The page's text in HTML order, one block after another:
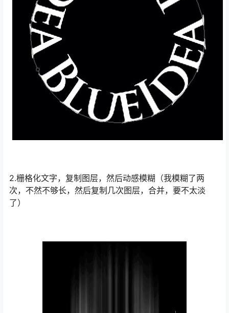
2.栅格化文字，复制图层，然后动感模糊（我模糊了两
次，不然不够长，然后复制几次图层，合并，要不太淡
了）